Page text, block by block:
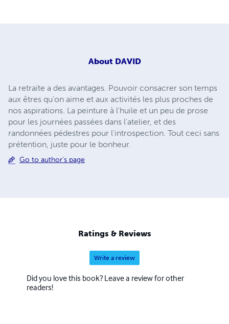
About DAVID
La retraite a des avantages. Pouvoir consacrer son temps
aux êtres qu'on aime et aux activités les plus proches de
nos aspirations. La peinture à l'huile et un peu de prose
pour les journées passées dans l'atelier, et des
randonnées pédestres pour l'introspection. Tout ceci sans
prétention, juste pour le bonheur.
Go to author's page
Ratings & Reviews
Write a review
Did you love this book? Leave a review for other
readers!